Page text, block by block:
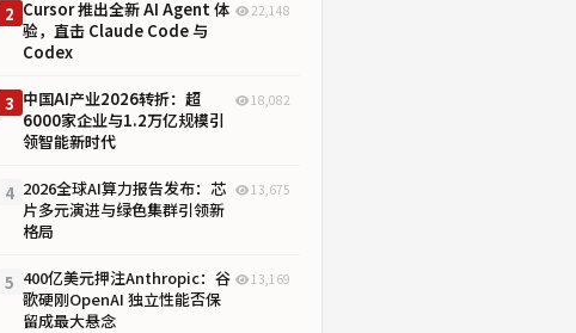
2 Cursor 推出全新 AI Agent 体
验，直击 Claude Code 与
Codex
22,148
3 中国AI产业2026转折：超
6000家企业与1.2万亿规模引
领智能新时代
18,082
4 2026全球AI算力报告发布：芯
片多元演进与绿色集群引领新
格局
13,675
5 400亿美元押注Anthropic：谷
歌硬刚OpenAI 独立性能否保
留成最大悬念
13,169